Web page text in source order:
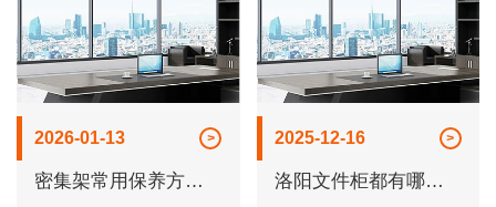
清洁也是很关键的，档案柜
的除尘方法有哪些......
中，要掌握正确的操作方
法，这样可以保证密集......
2026-01-13
密集架常用保养方法
2025-12-16
洛阳文件柜都有哪些